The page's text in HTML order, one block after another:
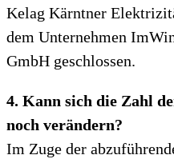
Kelag Kärntner
dem Unternehmen
GmbH geschlossen.
4. Kann sich die Zahl
noch verändern?
Im Zuge der